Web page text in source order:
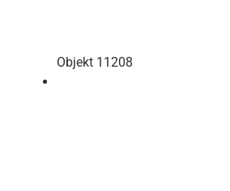
Objekt 11208